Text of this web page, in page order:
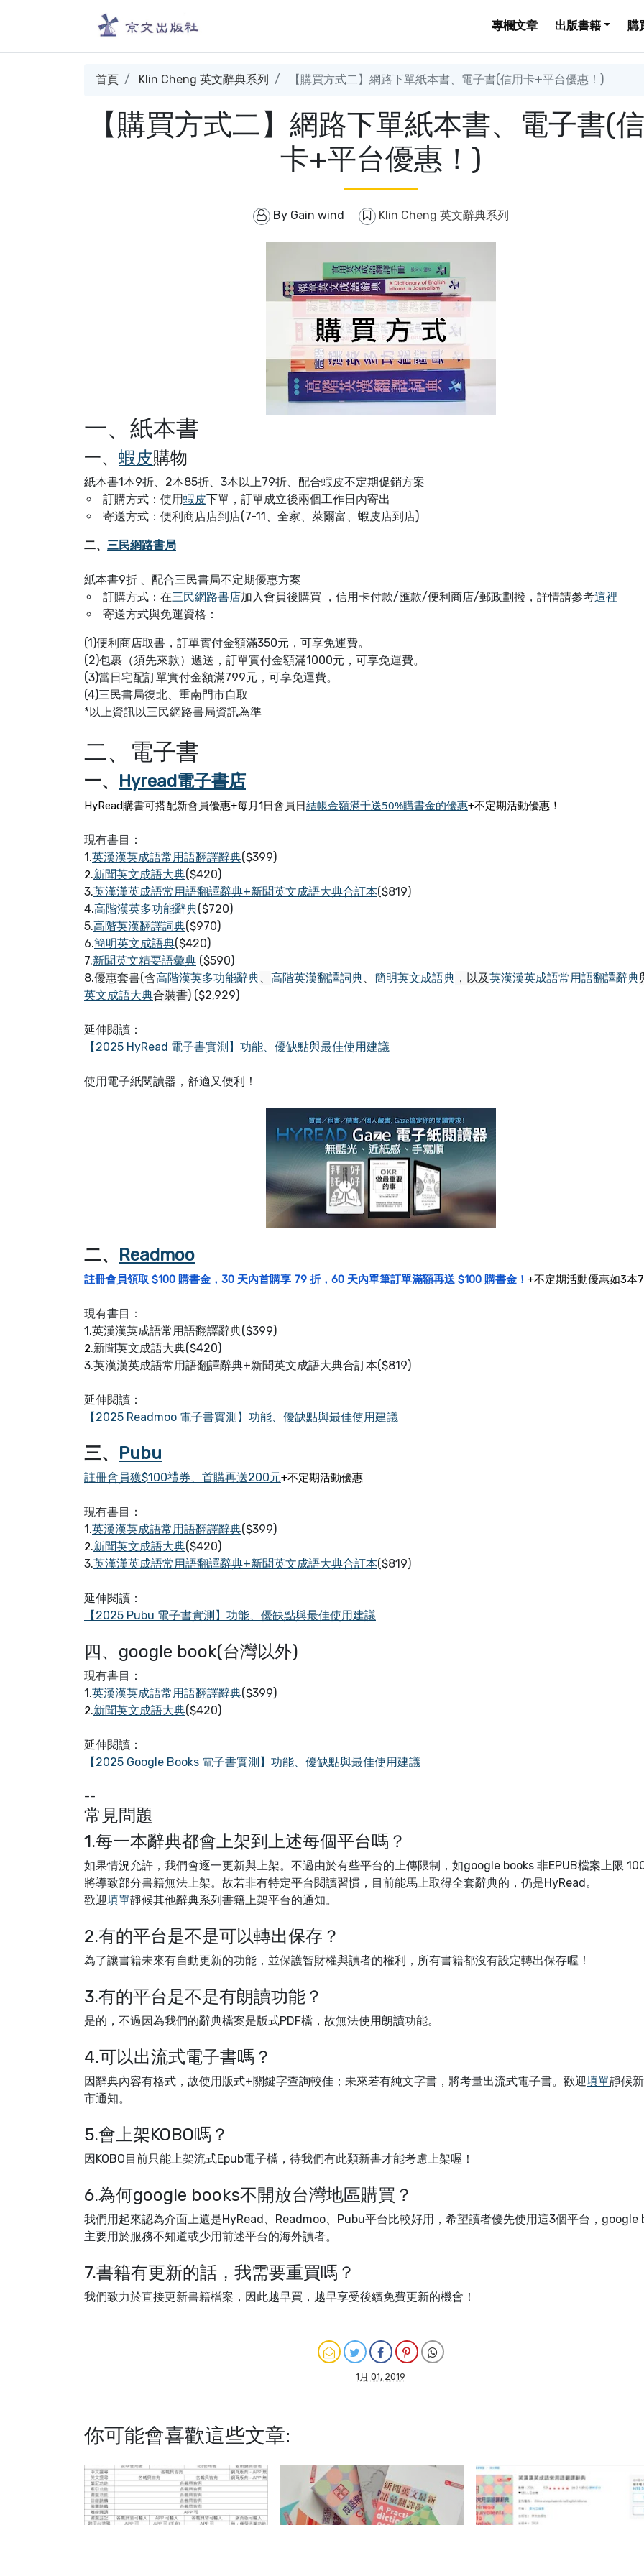
專欄文章 出版書籍 購
首頁 Klin Cheng 英文辭典系列 【購買方式二】網路下單紙本書、電子書(信用卡+平台優惠！)
【購買方式二】網路下單紙本書、電子書(
卡+平台優惠！)
By Gain wind Klin Cheng 英文辭典系列
一、紙本書
一、 蝦皮購物
紙本書1本9折、2本85折、3本以上79折、配合蝦皮不定期促銷方案
訂購方式：使用蝦皮下單，訂單成立後兩個工作日內寄出
寄送方式：便利商店店到店(7-11、全家、萊爾富、蝦皮店到店)
二、 三民網路書局
紙本書9折 、配合三民書局不定期優惠方案
訂購方式： 在三民網路書店加入會員後購買 ，信用卡付款/匯款/便利商店/郵政劃撥，詳情請參考這裡
寄送方式與免運資格：
(1)便利商店取書，訂單實付金額滿350元，可享免運費。
(2)包裹（須先來款）遞送，訂單實付金額滿1000元，可享免運費。
(3)當日宅配訂單實付金額滿799元，可享免運費。
(4)三民書局復北、重南門市自取
*以上資訊以三民網路書局資訊為準
二、電子書
一、 Hyread電子書店
HyRead購書可搭配新會員優惠+每月1日會員日結帳金額滿千送50%購書金的優惠+不定期活動優惠 ！
現有書目：
1.英漢漢英成語常用語翻譯辭典($399)
2.新聞英文成語大典($420)
3.英漢漢英成語常用語翻譯辭典+新聞英文成語大典合訂本($819)
4.高階漢英多功能辭典($720)
5.高階英漢翻譯詞典($970)
6.簡明英文成語典($420)
7.新聞英文精要語彙典 ($590)
8.優惠套書(含高階漢英多功能辭典、 高階英漢翻譯詞典、 簡明英文成語典 ，以及英漢漢英成語常用語翻譯辭典
英文成語大典合裝書) ($2,929)
延伸閱讀：
【2025 HyRead 電子書實測】功能、優缺點與最佳使用建議
使用電子紙閱讀器，舒適又便利！
二、 Readmoo
註冊會員領取 $100 購書金，30 天內首購享 79 折，60 天內單筆訂單滿額再送 $100 購書金！ +不定期活動優惠如3本
現有書目：
1.英漢漢英成語常用語翻譯辭典($399)
2.新聞英文成語大典($420)
3.英漢漢英成語常用語翻譯辭典+新聞英文成語大典合訂本($819)
延伸閱讀：
【2025 Readmoo 電子書實測】功能、優缺點與最佳使用建議
三、 Pubu
註冊會員獲$100禮券、首購再送200元+不定期活動優惠
現有書目：
1.英漢漢英成語常用語翻譯辭典($399)
2.新聞英文成語大典($420)
3.英漢漢英成語常用語翻譯辭典+新聞英文成語大典合訂本($819)
延伸閱讀：
【2025 Pubu 電子書實測】功能、優缺點與最佳使用建議
四、google book(台灣以外)
現有書目：
1.英漢漢英成語常用語翻譯辭典($399)
2.新聞英文成語大典($420)
延伸閱讀：
【2025 Google Books 電子書實測】功能、優缺點與最佳使用建議
--
常見問題
1.每一本辭典都會上架到上述每個平台嗎？
如果情況允許，我們會逐一更新與上架。不過由於有些平台的上傳限制，如google books 非EPUB檔案上限
將導致部分書籍無法上架。故若非有特定平台閱讀習慣，目前能馬上取得全套辭典的，仍是HyRead。
歡迎填單靜候其他辭典系列書籍上架平台的通知。
2.有的平台是不是可以轉出保存？
為了讓書籍未來有自動更新的功能，並保護智財權與讀者的權利，所有書籍都沒有設定轉出保存喔！
3.有的平台是不是有朗讀功能？
是的，不過因為我們的辭典檔案是版式PDF檔，故無法使用朗讀功能。
4.可以出流式電子書嗎？
因辭典內容有格式，故使用版式+關鍵字查詢較佳；未來若有純文字書，將考量出流式電子書。歡迎填單靜候
市通知。
5.會上架KOBO嗎？
因KOBO目前只能上架流式Epub電子檔，待我們有此類新書才能考慮上架喔！
6.為何google books不開放台灣地區購買？
我們用起來認為介面上還是HyRead、Readmoo、Pubu平台比較好用，希望讀者優先使用這3個平台，google
主要用於服務不知道或少用前述平台的海外讀者。
7.書籍有更新的話，我需要重買嗎？
我們致力於直接更新書籍檔案，因此越早買，越早享受後續免費更新的機會！
1月 01, 2019
你可能會喜歡這些文章: